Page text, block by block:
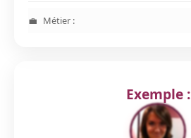
Métier :
Exemple :